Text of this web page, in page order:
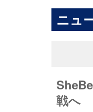
ニュ
戦へ